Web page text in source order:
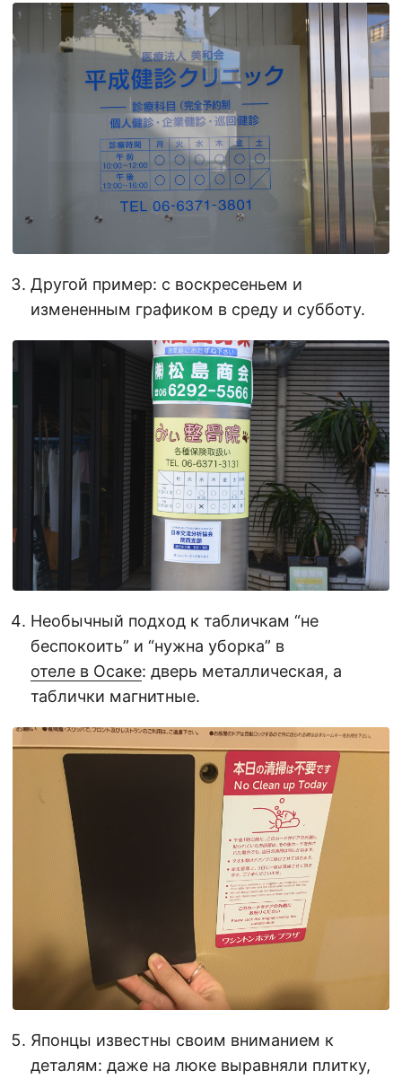
Другой пример: с воскресеньем и
измененным графиком в среду и субботу.
Необычный подход к табличкам “не
беспокоить” и “нужна уборка” в
отеле в Осаке: дверь металлическая, а
таблички магнитные.
Японцы известны своим вниманием к
деталям: даже на люке выравняли плитку,